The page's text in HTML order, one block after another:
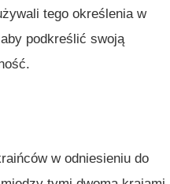
tego określenia w
podkreślić swoją
w odniesieniu do